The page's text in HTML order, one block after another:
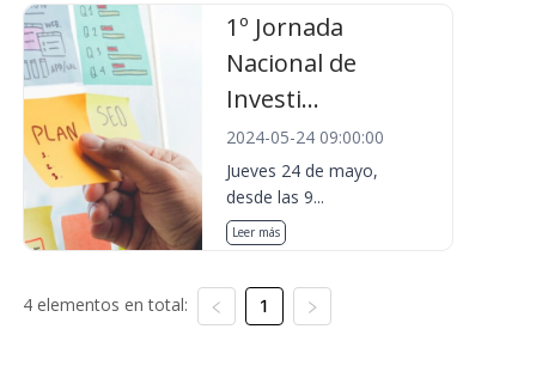
1º Jornada
Nacional de
Investi...
2024-05-24 09:00:00
Jueves 24 de mayo,
desde las 9...
Leer más
4 elementos en total: 1